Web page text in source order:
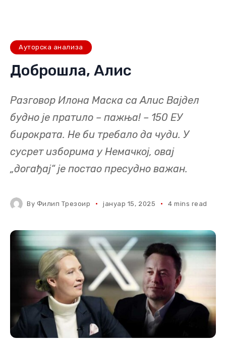
Ауторска анализа
Доброшла, Алис
Разговор Илона Маска са Алис Вајдел
будно је пратило – пажња! – 150 ЕУ
бирократа. Не би требало да чуди. У
сусрет изборима у Немачкој, овај
„догађај“ је постао пресудно важан.
By Филип Трезоир јануар 15, 2025 4 mins read